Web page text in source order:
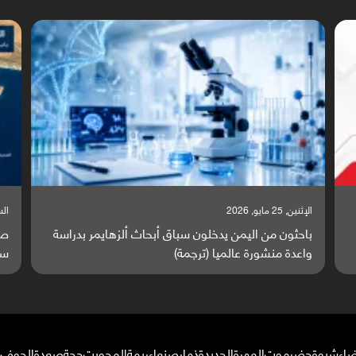
السبت, 23 مايو, 2026
صراع دولي يتصاعد قرب اليمن والبحر الأحمر يتحول إلى
ساحة مواجهة عالمية (ترجمة)